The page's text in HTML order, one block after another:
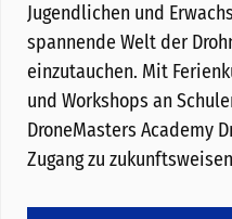
Jugendlichen und
spannende Welt der
einzutauchen. Mit
und Workshops an
DroneMasters Academy
Zugang zu